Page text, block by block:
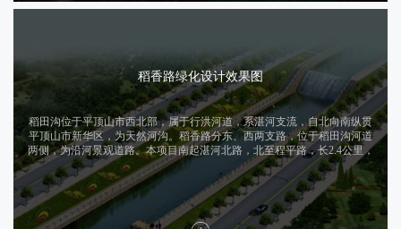
稻香路绿化设计效果图
稻田沟位于平顶山市西北部，属于行洪河道，系湛河支流，自北向南纵贯
平顶山市新华区，为天然河沟。稻香路分东、西两支路，位于稻田沟河道
两侧，为沿河景观道路。本项目南起湛河北路，北至程平路，长2.4公里，
项目总投资约1.2亿元。